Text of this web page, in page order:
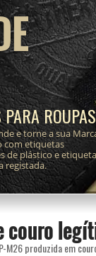
PARA
e torne a sua
com etiquetas
de plástico e
registada.
couro
M26 produzida em